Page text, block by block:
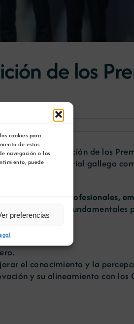
cookies para
de estas
navegación o las
puede
preferencias
de los
a la XVIII edición de los
el tejido industrial gallego
contribución de profesionales,
como ejes fundamentales
el conocimiento y la
y su alineamiento con los